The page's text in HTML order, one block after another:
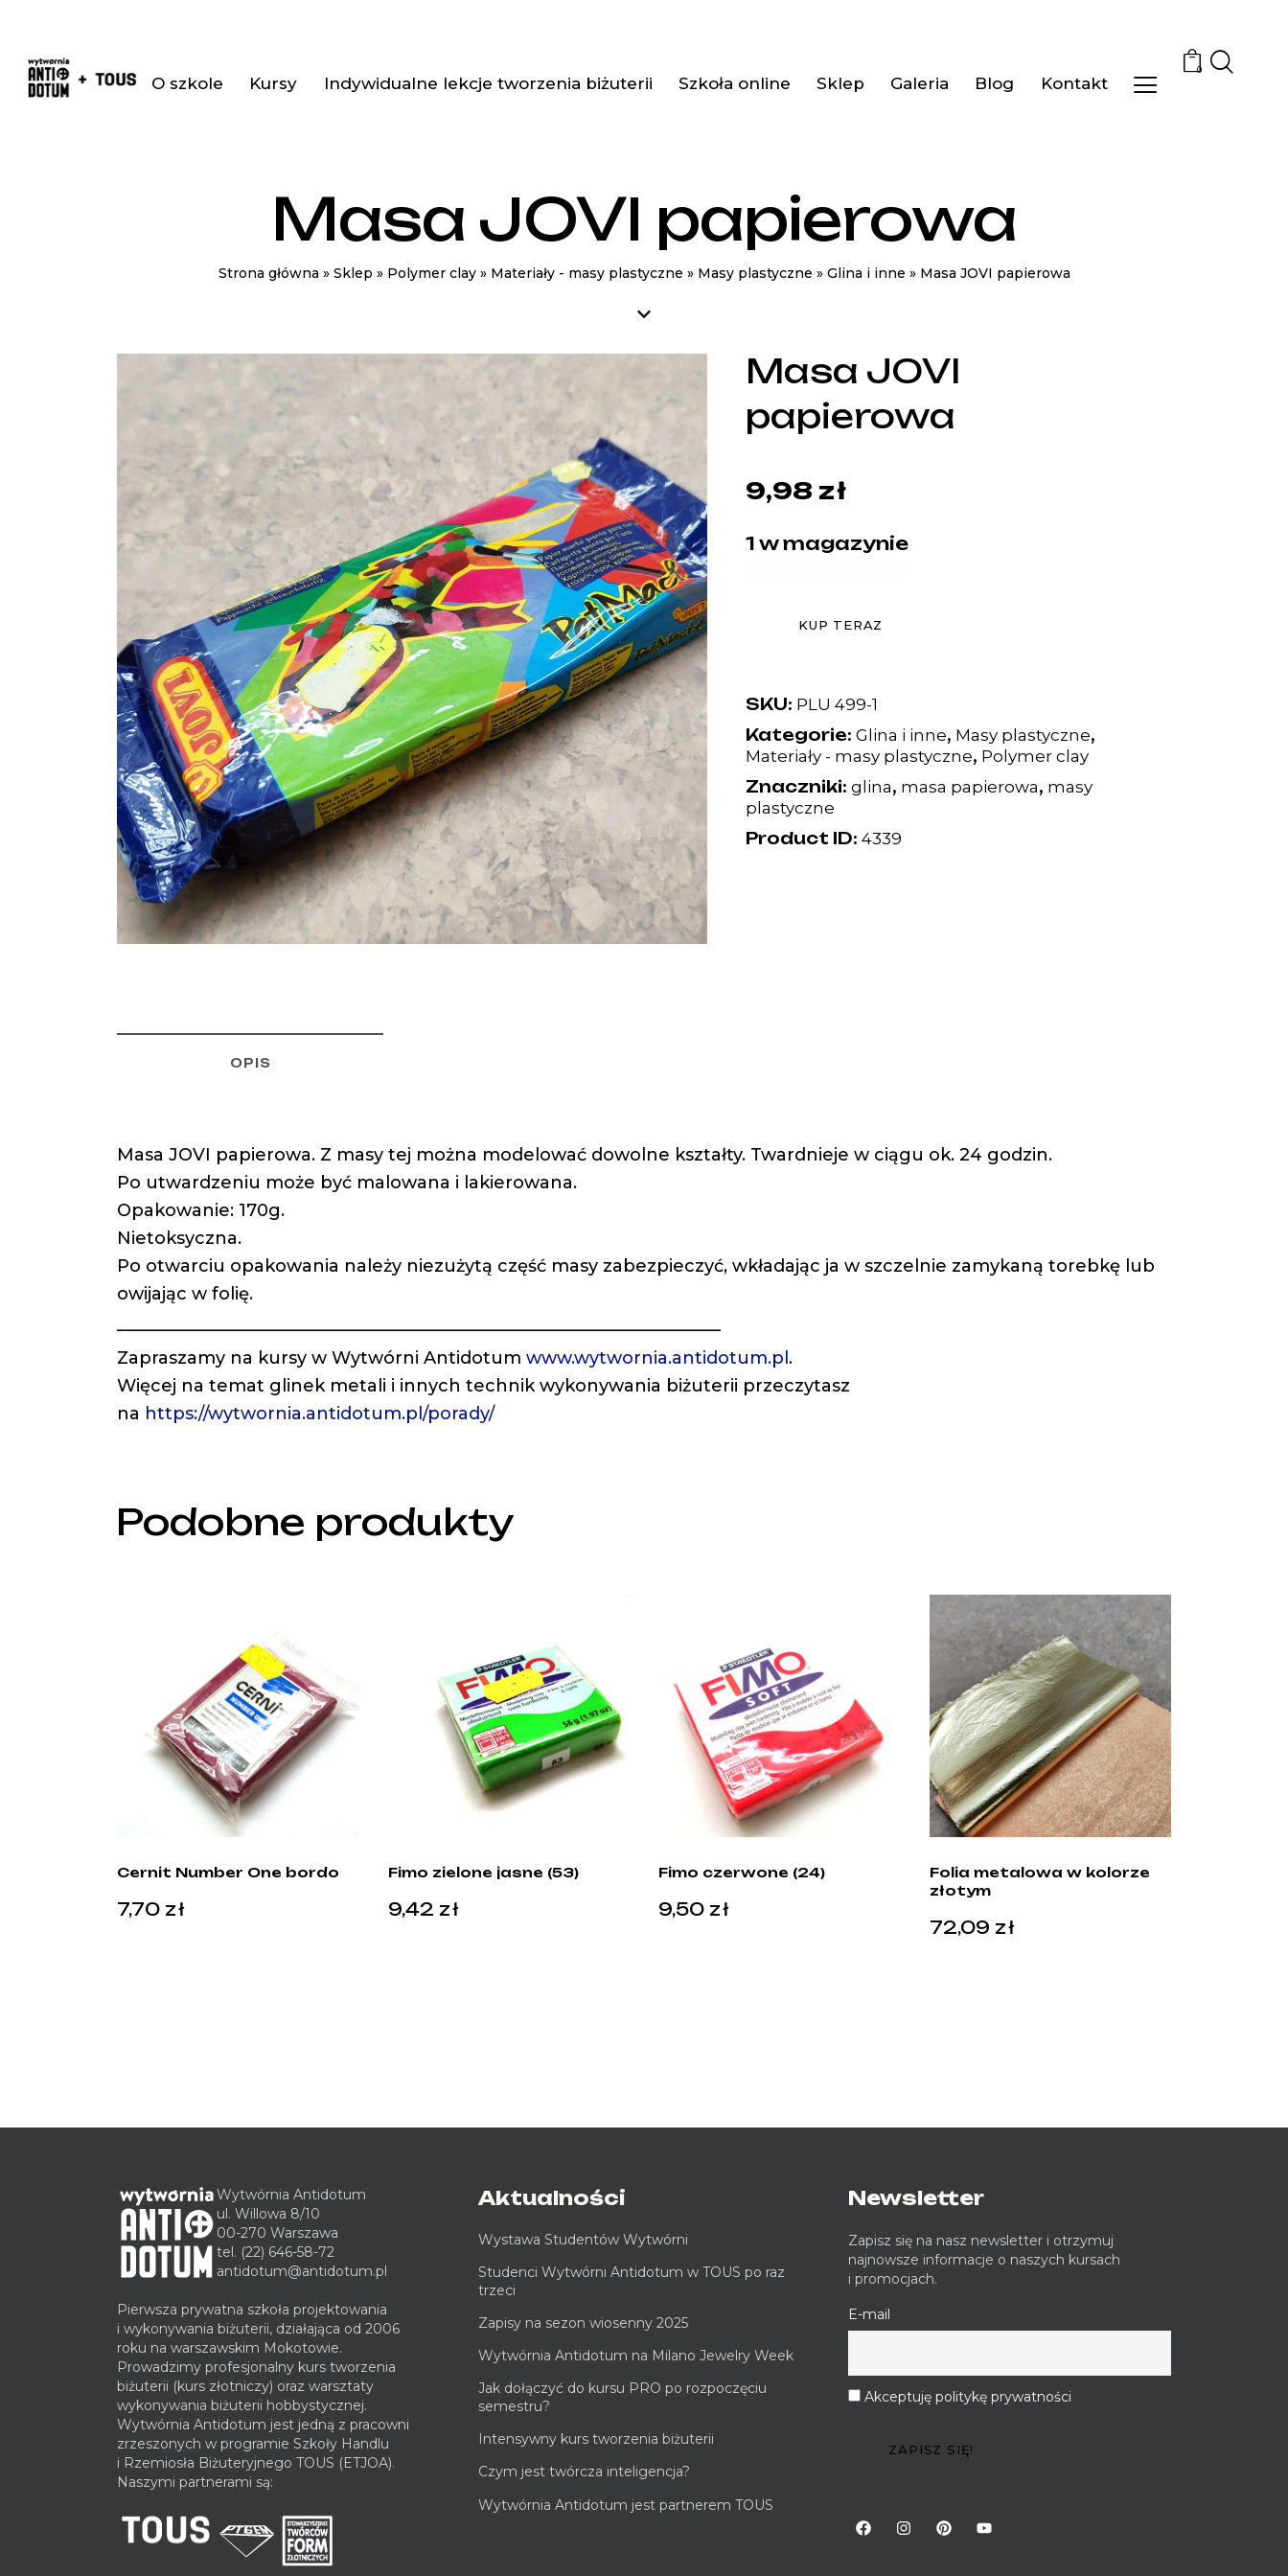
O szkole Kursy Indywidualne lekcje tworzenia biżuterii Szkoła online Sklep Galeria Blog Kontakt
0
Masa JOVI papierowa
Strona główna » Sklep » Polymer clay» Materiały - masy plastyczne » Masy plastyczne » Glina i inne » Masa JOVI papierowa
Masa JOVI
papierowa
9,98 zł
1 w magazynie
KUP TERAZ
SKU: PLU 499-1
Kategorie: Glina i inne, Masy plastyczne,
Materiały - masy plastyczne, Polymer clay
Znaczniki: glina, masa papierowa, masy
plastyczne
Product ID: 4339
OPIS
Masa JOVI papierowa. Z masy tej można modelować dowolne kształty. Twardnieje w ciągu ok. 24 godzin.
Po utwardzeniu może być malowana i lakierowana.
Opakowanie: 170g.
Nietoksyczna.
Po otwarciu opakowania należy niezużytą część masy zabezpieczyć, wkładając ja w szczelnie zamykaną torebkę lub
owijając w folię.
———————————————————————————————————
Zapraszamy na kursy w Wytwórni Antidotum www.wytwornia.antidotum.pl .
Więcej na temat glinek metali i innych technik wykonywania biżuterii przeczytasz
na https://wytwornia.antidotum.pl/porady/
Podobne produkty
Cernit Number One bordo
7,70 zł
Fimo zielone jasne (53)
9,42 zł
Fimo czerwone (24)
9,50 zł
Folia metalowa w kolorze
złotym
72,09 zł
Wytwórnia Antidotum
ul. Willowa 8/10
00-270 Warszawa
tel. (22) 646-58-72
antidotum@antidotum.pl
Pierwsza prywatna szkoła projektowania
i wykonywania biżuterii, działająca od 2006
roku na warszawskim Mokotowie.
Prowadzimy profesjonalny kurs tworzenia
biżuterii (kurs złotniczy) oraz warsztaty
wykonywania biżuterii hobbystycznej.
Wytwórnia Antidotum jest jedną z pracowni
zrzeszonych w programie Szkoły Handlu
i Rzemiosła Biżuteryjnego TOUS (ETJOA).
Naszymi partnerami są:
Aktualności
Wystawa Studentów Wytwórni
Studenci Wytwórni Antidotum w TOUS po raz
trzeci
Zapisy na sezon wiosenny 2025
Wytwórnia Antidotum na Milano Jewelry Week
Jak dołączyć do kursu PRO po rozpoczęciu
semestru?
Intensywny kurs tworzenia biżuterii
Czym jest twórcza inteligencja?
Wytwórnia Antidotum jest partnerem TOUS
Newsletter
Zapisz się na nasz newsletter i otrzymuj
najnowsze informacje o naszych kursach
i promocjach.
E-mail
Akceptuję politykę prywatności